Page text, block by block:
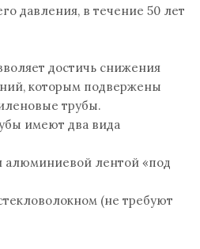
давления, в течение 50 лет
достичь снижения
которым подвержены
трубы.
имеют два вида
алюминиевой лентой «под
(не требуют